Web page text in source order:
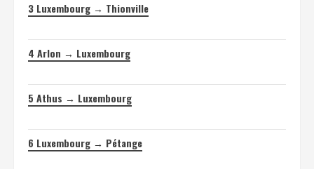
3 Luxembourg → Thionville
4 Arlon → Luxembourg
5 Athus → Luxembourg
6 Luxembourg → Pétange